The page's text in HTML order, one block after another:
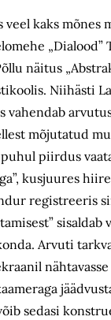
veel kaks mõnes
näitus
Niihästi
vahendab
mõjutatud
piirdus
kusjuures
registreeris
Arvuti
sedasi